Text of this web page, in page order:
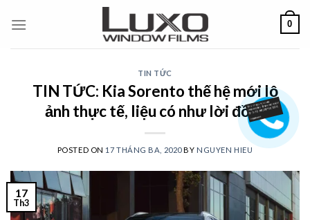
0
TIN TỨC
TIN TỨC: Kia Sorento thế hệ mới lộ
ảnh thực tế, liệu có như lời đồn?
POSTED ON 17 THÁNG BA, 2020BY NGUYEN HIEU
17
Th3